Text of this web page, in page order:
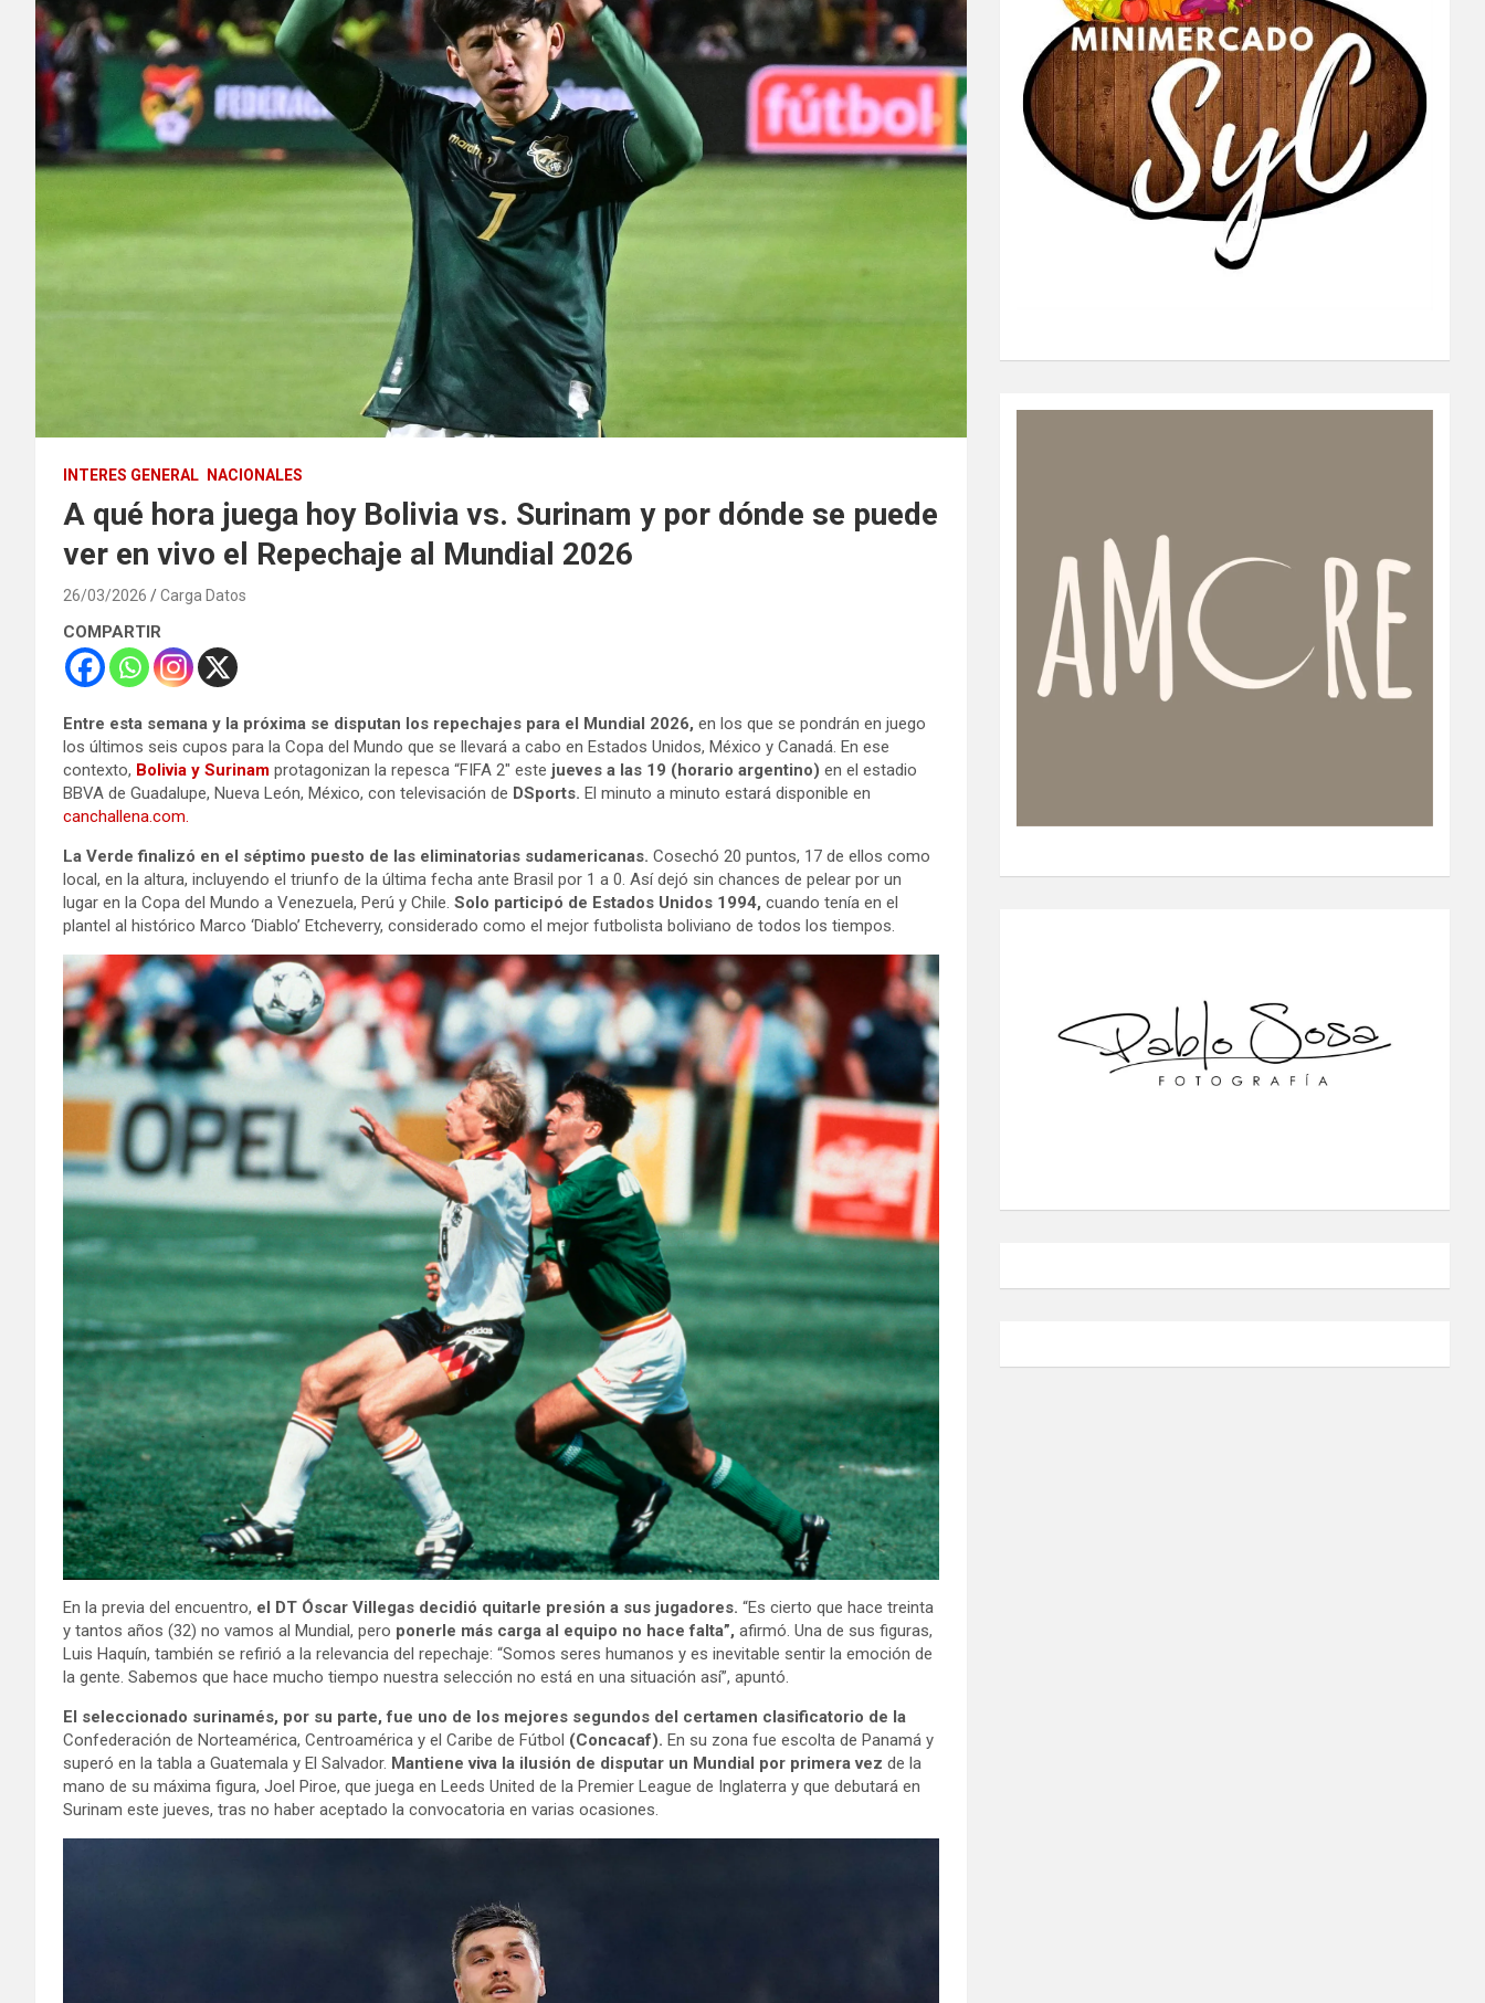
INTERES GENERAL NACIONALES
A qué hora juega hoy Bolivia vs. Surinam y por dónde se puede
ver en vivo el Repechaje al Mundial 2026
26/03/2026 Carga Datos
COMPARTIR
Entre esta semana y la próxima se disputan los repechajes para el Mundial 2026, en los que se pondrán en juego
los últimos seis cupos para la Copa del Mundo que se llevará a cabo en Estados Unidos, México y Canadá. En ese
contexto, Bolivia y Surinam protagonizan la repesca “FIFA 2″ este jueves a las 19 (horario argentino) en el estadio
BBVA de Guadalupe, Nueva León, México, con televisación de DSports. El minuto a minuto estará disponible en
canchallena.com.
La Verde finalizó en el séptimo puesto de las eliminatorias sudamericanas. Cosechó 20 puntos, 17 de ellos como
local, en la altura, incluyendo el triunfo de la última fecha ante Brasil por 1 a 0. Así dejó sin chances de pelear por un
lugar en la Copa del Mundo a Venezuela, Perú y Chile. Solo participó de Estados Unidos 1994, cuando tenía en el
plantel al histórico Marco ‘Diablo’ Etcheverry, considerado como el mejor futbolista boliviano de todos los tiempos.
En la previa del encuentro, el DT Óscar Villegas decidió quitarle presión a sus jugadores. “Es cierto que hace treinta
y tantos años (32) no vamos al Mundial, pero ponerle más carga al equipo no hace falta”, afirmó. Una de sus figuras,
Luis Haquín, también se refirió a la relevancia del repechaje: “Somos seres humanos y es inevitable sentir la emoción de
la gente. Sabemos que hace mucho tiempo nuestra selección no está en una situación así”, apuntó.
El seleccionado surinamés, por su parte, fue uno de los mejores segundos del certamen clasificatorio de la
Confederación de Norteamérica, Centroamérica y el Caribe de Fútbol (Concacaf). En su zona fue escolta de Panamá y
superó en la tabla a Guatemala y El Salvador. Mantiene viva la ilusión de disputar un Mundial por primera vez de la
mano de su máxima figura, Joel Piroe, que juega en Leeds United de la Premier League de Inglaterra y que debutará en
Surinam este jueves, tras no haber aceptado la convocatoria en varias ocasiones.